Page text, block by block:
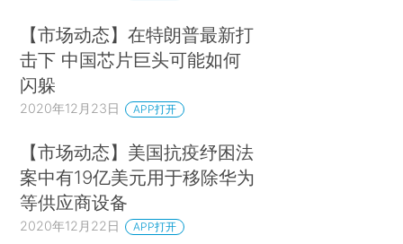
【市场动态】在特朗普最新打
击下 中国芯片巨头可能如何
闪躲
2020年12月23日 APP打开
【市场动态】美国抗疫纾困法
案中有19亿美元用于移除华为
等供应商设备
2020年12月22日 APP打开